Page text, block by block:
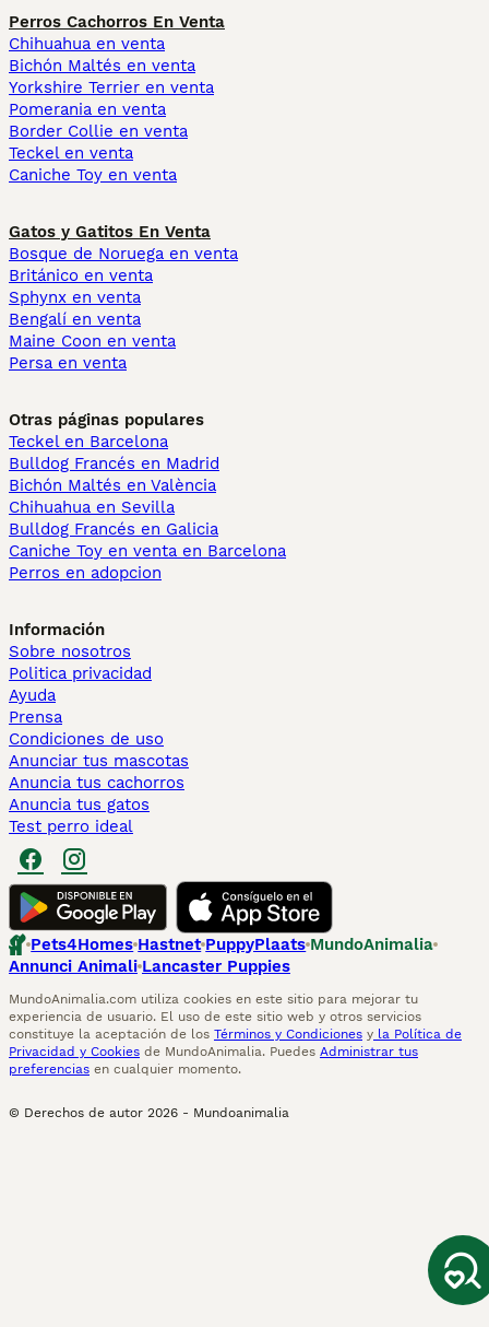
Perros Cachorros En Venta
Chihuahua en venta
Bichón Maltés en venta
Yorkshire Terrier en venta
Pomerania en venta
Border Collie en venta
Teckel en venta
Caniche Toy en venta
Gatos y Gatitos En Venta
Bosque de Noruega en venta
Británico en venta
Sphynx en venta
Bengalí en venta
Maine Coon en venta
Persa en venta
Otras páginas populares
Teckel en Barcelona
Bulldog Francés en Madrid
Bichón Maltés en València
Chihuahua en Sevilla
Bulldog Francés en Galicia
Caniche Toy en venta en Barcelona
Perros en adopcion
Información
Sobre nosotros
Politica privacidad
Ayuda
Prensa
Condiciones de uso
Anunciar tus mascotas
Anuncia tus cachorros
Anuncia tus gatos
Test perro ideal
Pets4Homes Hastnet PuppyPlaats MundoAnimalia
Annunci Animali Lancaster Puppies
MundoAnimalia.com utiliza cookies en este sitio para mejorar tu
experiencia de usuario. El uso de este sitio web y otros servicios
constituye la aceptación de los Términos y Condiciones y la Política de
Privacidad y Cookies de MundoAnimalia. Puedes Administrar tus
preferencias en cualquier momento.
© Derechos de autor 2026 - Mundoanimalia